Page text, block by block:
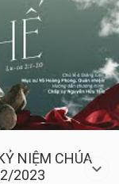
NIỆM CHÚA
2023